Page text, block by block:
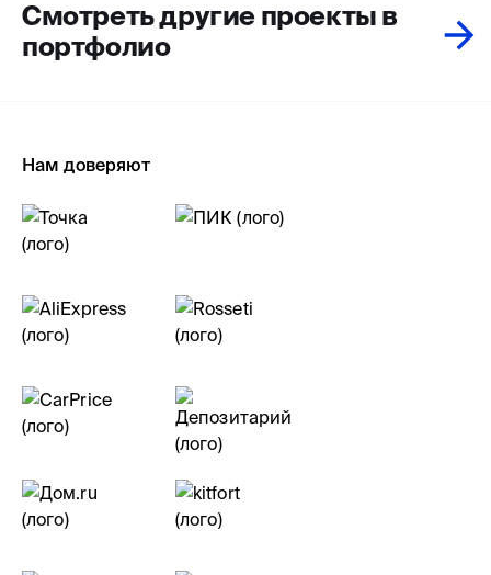
Смотреть другие проекты в
портфолио
Нам доверяют